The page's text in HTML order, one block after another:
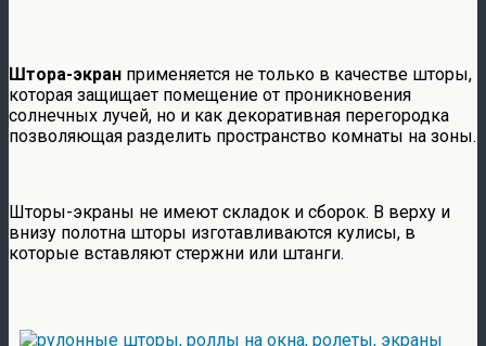
Штора-экран применяется не только в качестве шторы,
которая защищает помещение от проникновения
солнечных лучей, но и как декоративная перегородка
позволяющая разделить пространство комнаты на зоны.
Шторы-экраны не имеют складок и сборок. В верху и
внизу полотна шторы изготавливаются кулисы, в
которые вставляют стержни или штанги.